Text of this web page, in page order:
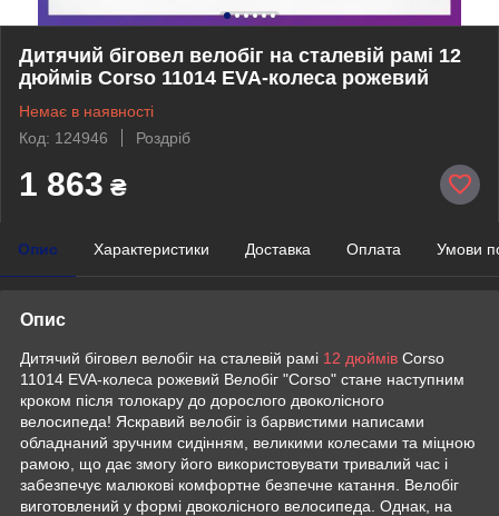
Дитячий біговел велобіг на сталевій рамі 12
дюймів Corso 11014 EVA-колеса рожевий
Немає в наявності
Код: 124946
Роздріб
1 863 ₴
Опис Характеристики Доставка Оплата Умови
Опис
Дитячий біговел велобіг на сталевій рамі 12 дюймів Corso
11014 EVA-колеса рожевий Велобіг "Corso" стане наступним
кроком після толокару до дорослого двоколісного
велосипеда! Яскравий велобіг із барвистими написами
обладнаний зручним сидінням, великими колесами та міцною
рамою, що дає змогу його використовувати тривалий час і
забезпечує малюкові комфортне безпечне катання. Велобіг
виготовлений у формі двоколісного велосипеда. Однак, на